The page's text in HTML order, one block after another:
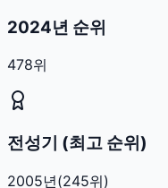
2024년 순위
478위
전성기 (최고 순위)
2005년(245위)